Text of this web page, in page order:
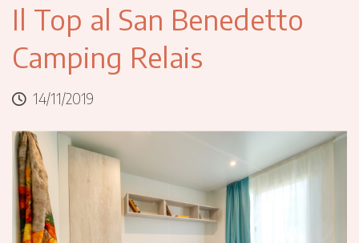
Il Top al San Benedetto
Camping Relais
14/11/2019